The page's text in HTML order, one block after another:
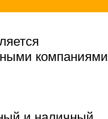
компаниями